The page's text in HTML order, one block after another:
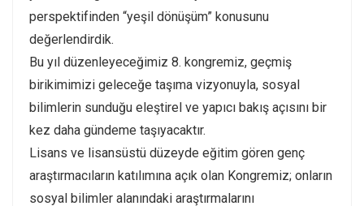
perspektifinden “yeşil dönüşüm” konusunu
değerlendirdik.
Bu yıl düzenleyeceğimiz 8. kongremiz, geçmiş
birikimimizi geleceğe taşıma vizyonuyla, sosyal
bilimlerin sunduğu eleştirel ve yapıcı bakış açısını bir
kez daha gündeme taşıyacaktır.
Lisans ve lisansüstü düzeyde eğitim gören genç
araştırmacıların katılımına açık olan Kongremiz; onların
sosyal bilimler alanındaki araştırmalarını